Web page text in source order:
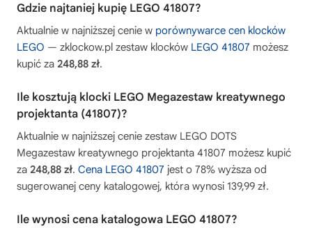
Gdzie najtaniej kupię LEGO 41807?
Aktualnie w najniższej cenie w porównywarce cen klocków
LEGO — zklockow.pl zestaw klocków LEGO 41807 możesz
kupić za 248,88 zł.
Ile kosztują klocki LEGO Megazestaw kreatywnego
projektanta (41807)?
Aktualnie w najniższej cenie zestaw LEGO DOTS
Megazestaw kreatywnego projektanta 41807 możesz kupić
za 248,88 zł. Cena LEGO 41807 jest o 78% wyższa od
sugerowanej ceny katalogowej, która wynosi 139,99 zł.
Ile wynosi cena katalogowa LEGO 41807?